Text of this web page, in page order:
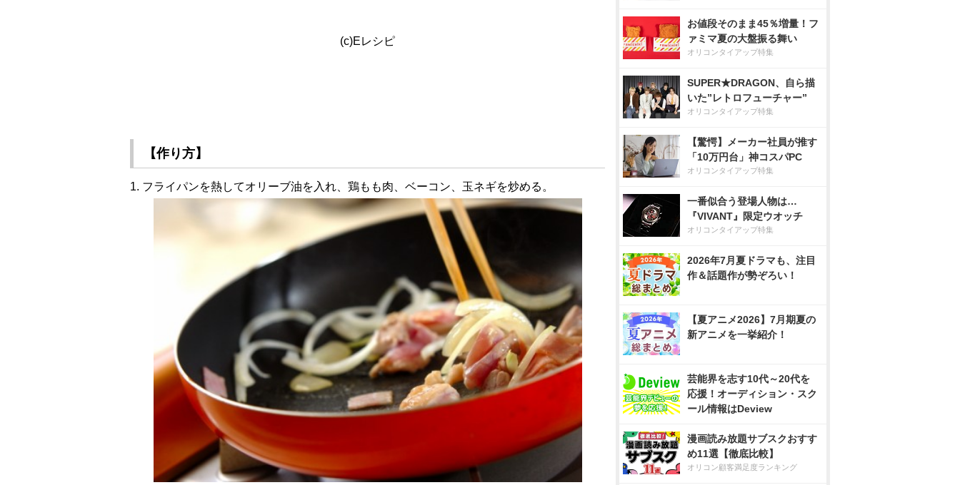
(c)Eレシピ
【作り方】
1. フライパンを熱してオリーブ油を入れ、鶏もも肉、ベーコン、玉ネギを炒める。
お値段そのまま45％増量！フ
ァミマ夏の大盤振る舞い
オリコンタイアップ特集
SUPER★DRAGON、自ら描
いた”レトロフューチャー”
オリコンタイアップ特集
【驚愕】メーカー社員が推す
「10万円台」神コスパPC
オリコンタイアップ特集
一番似合う登場人物は…
『VIVANT』限定ウオッチ
オリコンタイアップ特集
2026年7月夏ドラマも、注目
作＆話題作が勢ぞろい！
【夏アニメ2026】7月期夏の
新アニメを一挙紹介！
芸能界を志す10代～20代を
応援！オーディション・スク
ール情報はDeview
漫画読み放題サブスクおすす
め11選【徹底比較】
オリコン顧客満足度ランキング